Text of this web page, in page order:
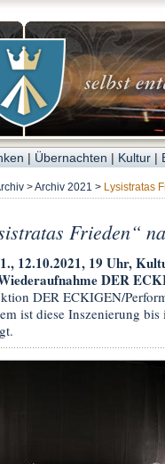
| Übernachten | Kultur |
>Archiv 2021 > Lysistratas
Frieden“
12.10.2021, 19 Uhr,
DER
DER ECKIGEN/
ist diese Inszenierung